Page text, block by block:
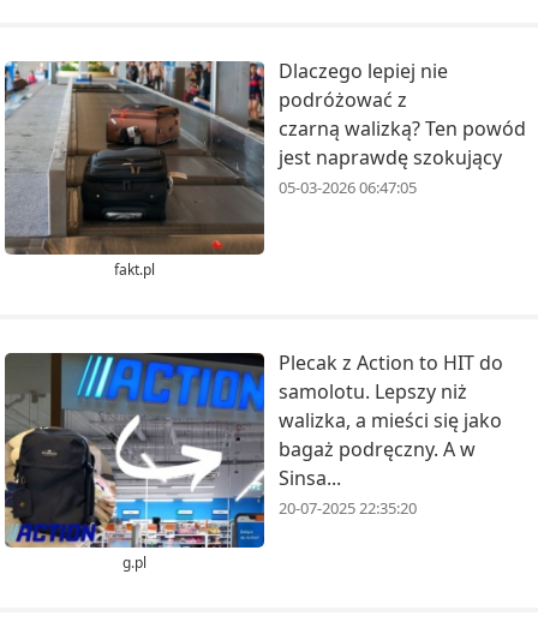
fakt.pl
Dlaczego lepiej nie
podróżować z
czarną walizką? Ten powód
jest naprawdę szokujący
05-03-2026 06:47:05
g.pl
Plecak z Action to HIT do
samolotu. Lepszy niż
walizka, a mieści się jako
bagaż podręczny. A w
Sinsa...
20-07-2025 22:35:20